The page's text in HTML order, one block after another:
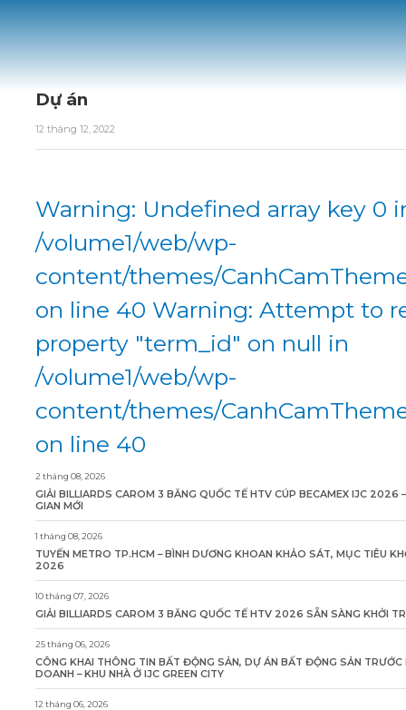
Dự án
12 tháng 12, 2022
Warning: Undefined array key 0
/volume1/web/wp-
content/themes/
on line 40 Warning: Attempt to
property "term_id" on null in
/volume1/web/wp-
content/themes/
on line 40
2 tháng 08, 2026
GIẢI BILLIARDS CAROM 3 BĂNG QUỐC TẾ HTV CÚP BECAMEX IJC 2026
GIAN MỚI
1 tháng 08, 2026
TUYẾN METRO TP.HCM – BÌNH DƯƠNG KHOAN KHẢO SÁT, MỤC TIÊU
2026
10 tháng 07, 2026
GIẢI BILLIARDS CAROM 3 BĂNG QUỐC TẾ HTV 2026 SẴN SÀNG KHỞI
25 tháng 06, 2026
CÔNG KHAI THÔNG TIN BẤT ĐỘNG SẢN, DỰ ÁN BẤT ĐỘNG SẢN
DOANH – KHU NHÀ Ở IJC GREEN CITY
12 tháng 06, 2026